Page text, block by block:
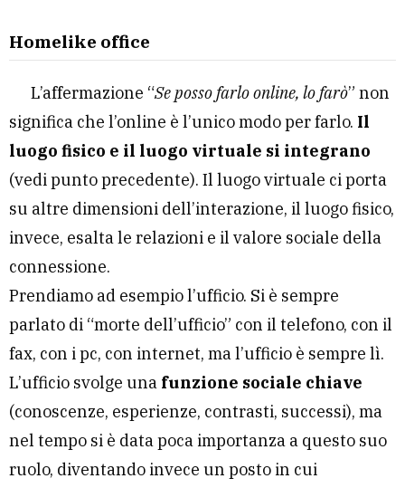
Homelike office
L’affermazione “Se posso farlo online, lo farò” non
significa che l’online è l’unico modo per farlo. Il
luogo fisico e il luogo virtuale si integrano
(vedi punto precedente). Il luogo virtuale ci porta
su altre dimensioni dell’interazione, il luogo fisico,
invece, esalta le relazioni e il valore sociale della
connessione.
Prendiamo ad esempio l’ufficio. Si è sempre
parlato di “morte dell’ufficio” con il telefono, con il
fax, con i pc, con internet, ma l’ufficio è sempre lì.
L’ufficio svolge una funzione sociale chiave
(conoscenze, esperienze, contrasti, successi), ma
nel tempo si è data poca importanza a questo suo
ruolo, diventando invece un posto in cui